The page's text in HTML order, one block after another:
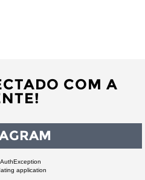
COM A
application